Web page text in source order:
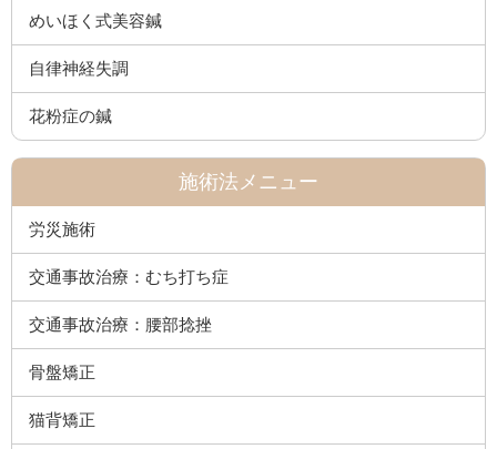
めいほく式美容鍼
自律神経失調
花粉症の鍼
施術法メニュー
労災施術
交通事故治療：むち打ち症
交通事故治療：腰部捻挫
骨盤矯正
猫背矯正